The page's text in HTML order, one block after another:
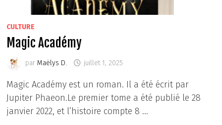
CULTURE
Magic Académy
parMaëlys D. juillet 1, 2025
Magic Académy est un roman. Il a été écrit par
Jupiter Phaeon.Le premier tome a été publié le 28
janvier 2022, et l’histoire compte 8 …